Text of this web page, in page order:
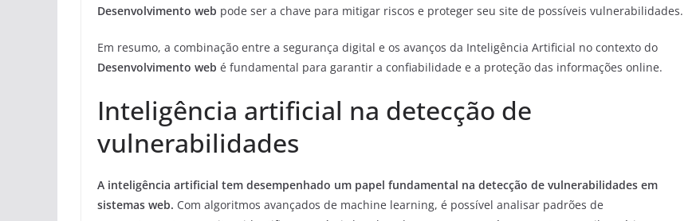
Desenvolvimento web pode ser a chave para mitigar riscos e proteger seu site de possíveis vulnerabilidades.
Em resumo, a combinação entre a segurança digital e os avanços da Inteligência Artificial no contexto do
Desenvolvimento web é fundamental para garantir a confiabilidade e a proteção das informações online.
Inteligência artificial na detecção de
vulnerabilidades
A inteligência artificial tem desempenhado um papel fundamental na detecção de vulnerabilidades em
sistemas web. Com algoritmos avançados de machine learning, é possível analisar padrões de